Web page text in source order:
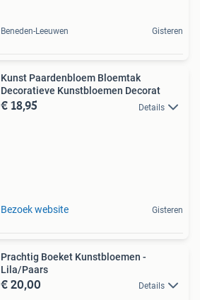
Beneden-Leeuwen Gisteren
Kunst Paardenbloem Bloemtak
Decoratieve Kunstbloemen Decorat
€ 18,95 Details
Bezoek website Gisteren
Prachtig Boeket Kunstbloemen -
Lila/Paars
€ 20,00 Details